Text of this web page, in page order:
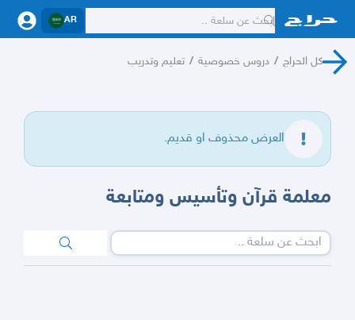
AR
كل الحراج / دروس خصوصية / تعليم وتدريب
العرض محذوف او قديم.
معلمة قرآن وتأسيس ومتابعة